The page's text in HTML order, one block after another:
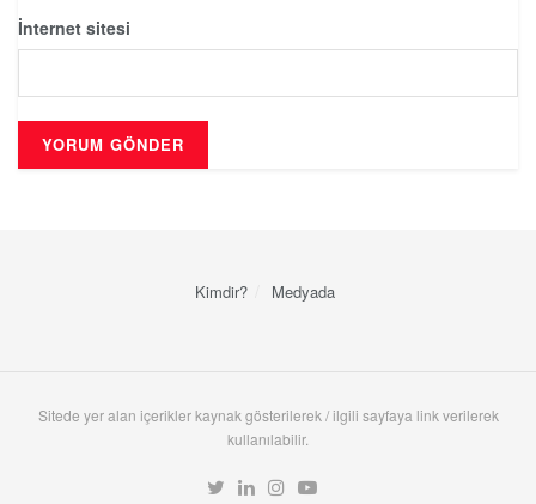
İnternet sitesi
Kimdir? Medyada
Sitede yer alan içerikler kaynak gösterilerek / ilgili sayfaya link verilerek
kullanılabilir.